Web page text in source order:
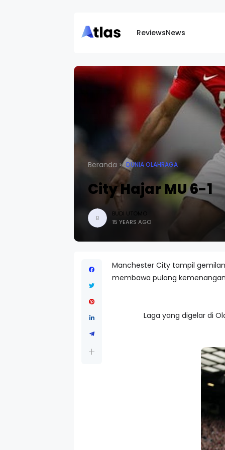
ReviewsNews
Beranda DUNIA OLAHRAGA
City Hajar MU 6-1
B
BUDI UTOMO
15 YEARS AGO
Manchester City tampil
membawa pulang
Laga yang digelar di